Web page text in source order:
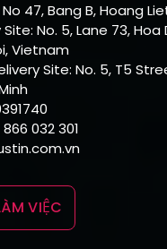
47, Bang B, Hoang
No. 5, Lane 73,
Vietnam
Site: No. 5, T5
032 301
VIỆC